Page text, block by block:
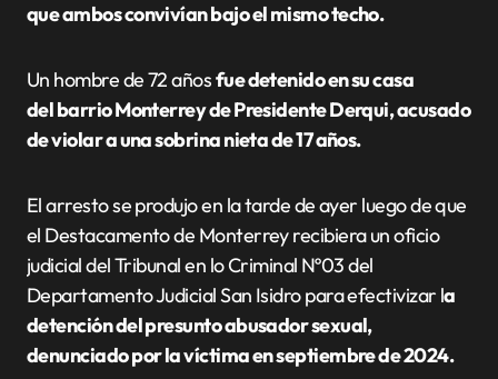
que ambos convivían bajo el mismo techo.
Un hombre de 72 añosfue detenido en su casa
del barrio Monterrey de Presidente Derqui, acusado
de violar a una sobrina nieta de 17 años.
El arresto se produjo en la tarde de ayer luego de que
el Destacamento de Monterrey recibiera un oficio
judicial del Tribunal en lo Criminal Nº03 del
Departamento Judicial San Isidro para efectivizar la
detención del presunto abusador sexual,
denunciado por la víctima en septiembre de 2024.